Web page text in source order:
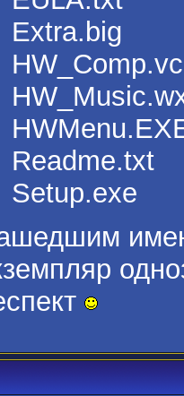
Extra.big
Readme.txt
Setup.exe